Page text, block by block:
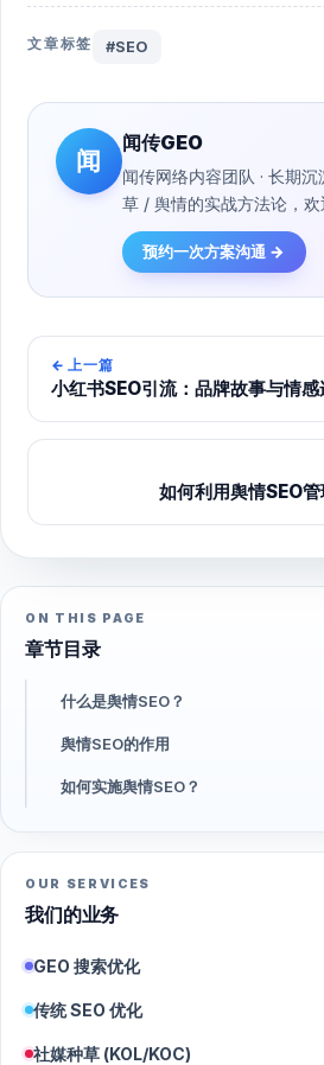
文章标签 #SEO
闻
闻传GEO
闻传网络内容团队 · 长期
草 / 舆情的实战方法论，欢
预约一次方案沟通 →
← 上一篇
小红书SEO引流：品牌故事与情感
如何利用舆情SEO
ON THIS PAGE
章节目录
什么是舆情SEO？
舆情SEO的作用
如何实施舆情SEO？
OUR SERVICES
我们的业务
GEO 搜索优化
传统 SEO 优化
社媒种草 (KOL/KOC)